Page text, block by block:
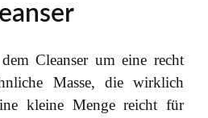
Cleanser um eine recht
Masse, die wirklich
kleine Menge reicht für